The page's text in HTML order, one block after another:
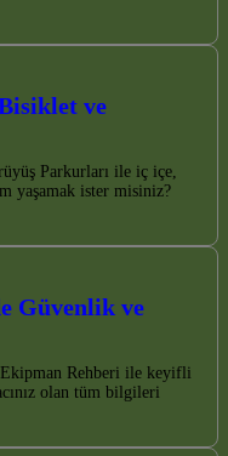
ve
Parkurları ile iç içe,
yaşamak ister misiniz?
Güvenlik ve
Rehberi ile keyifli
olan tüm bilgileri